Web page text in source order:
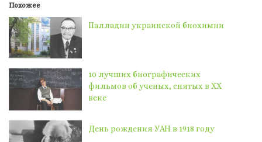
Похожее
Палладин украинской биохимии
10 лучших биографических
фильмов об ученых, снятых в XX
веке
День рождения УАН в 1918 году